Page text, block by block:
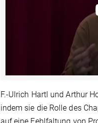
F.-Ulrich Hartl und Arthur
indem sie die Rolle des